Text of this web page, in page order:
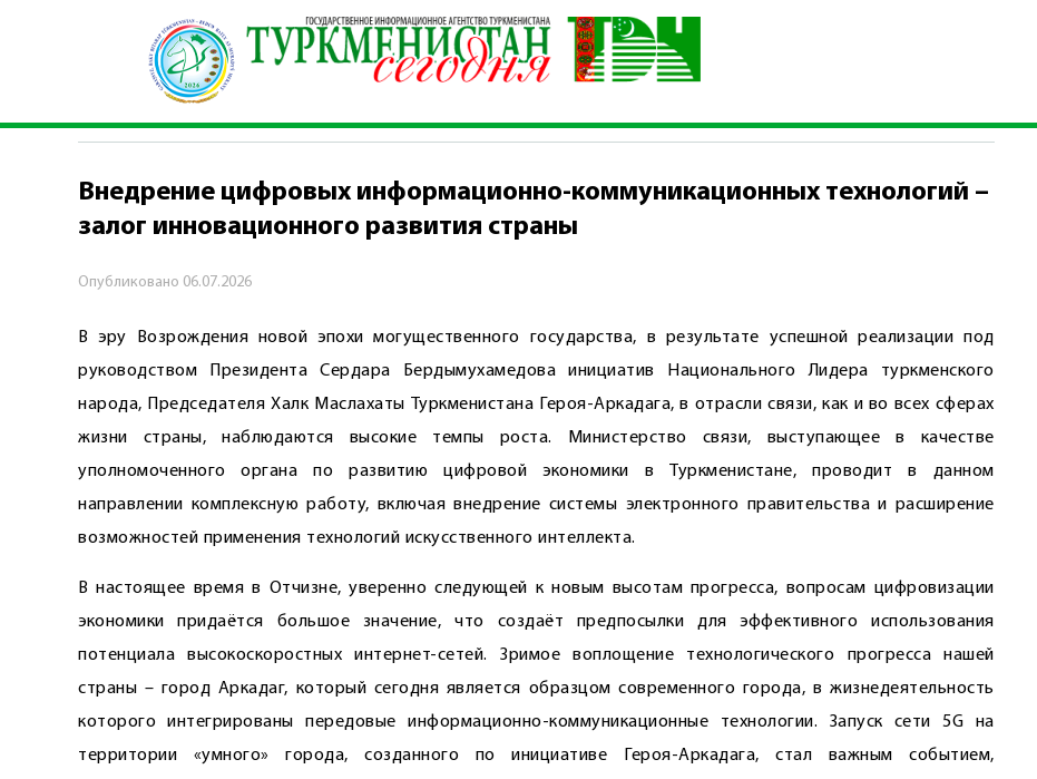
\ Комментарии Внедрение цифровых информационно-коммуникационных технологий – залог
КОММЕНТАРИИ
Внедрение цифровых информационно-коммуникационных технологий –
залог инновационного развития страны
Опубликовано 06.07.2026
В эру Возрождения новой эпохи могущественного государства, в результате успешной реализации под
руководством Президента Сердара Бердымухамедова инициатив Нацио­нального Лидера туркменского
народа, Председателя Халк Маслахаты Туркменистана Героя-Аркадага, в отрасли связи, как и во всех сферах
жизни страны, наблюдаются высокие темпы роста. Министерство связи, выступающее в качестве
уполномоченного органа по развитию цифровой экономики в Туркменистане, проводит в данном
направлении комплексную работу, включая внедрение системы электронного правительства и расширение
возможностей применения технологий искусственного интеллекта.
В настоящее время в Отчизне, уверенно следующей к новым высотам прогресса, вопросам цифровизации
экономики придаётся большое значение, что создаёт предпосылки для эффективного использования
потенциала высокоскоростных интернет-сетей. Зримое воплощение технологического прогресса нашей
страны – город Аркадаг, который сегодня является образцом современного города, в жизнедеятельность
которого интегрированы передовые информационно-коммуникационные технологии. Запуск сети 5G на
территории «умного» города, созданного по инициативе Героя-Аркадага, стал важным событием,